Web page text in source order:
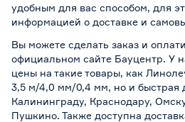
удобным для вас способом, для
информацией о доставке и
Вы можете сделать заказ и
официальном сайте Бауцентр. У
цены на такие товары, как
3,5 м/4,0 мм/0,4 мм, но и быстрая
Калининграду, Краснодару,
Пушкино. Также доступна